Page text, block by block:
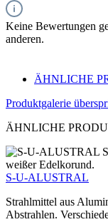
Keine Bewertungen
anderen.
ÄHNLICHE
Produktgalerie
ÄHNLICHE
S-U-ALUSTRAL
Strahlmittel aus
Abstrahlen.